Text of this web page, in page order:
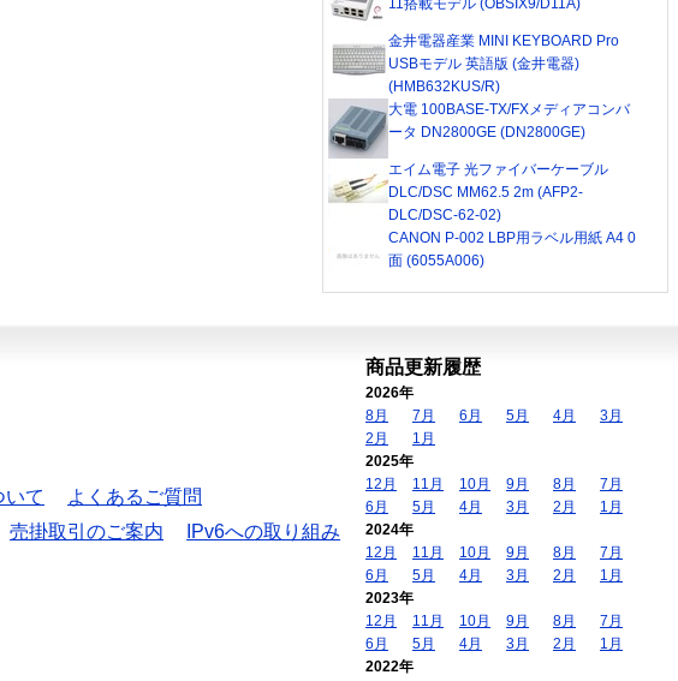
11搭載モデル (OBSIX9/D11A)
金井電器産業 MINI KEYBOARD Pro
USBモデル 英語版 (金井電器)
(HMB632KUS/R)
大電 100BASE-TX/FXメディアコンバ
ータ DN2800GE (DN2800GE)
エイム電子 光ファイバーケーブル
DLC/DSC MM62.5 2m (AFP2-
DLC/DSC-62-02)
CANON P-002 LBP用ラベル用紙 A4 0
面 (6055A006)
いて
よくあるご質問
売掛取引のご案内
IPv6への取り組み
商品更新履歴
2026年
8月
7月 6月 5月 4月
3月
2月
1月
2025年
12月
11月 10月 9月 8月
7月
6月
5月 4月 3月 2月
1月
2024年
12月
11月 10月 9月 8月
7月
6月
5月 4月 3月 2月
1月
2023年
12月
11月 10月 9月 8月
7月
6月
5月 4月 3月 2月
1月
2022年